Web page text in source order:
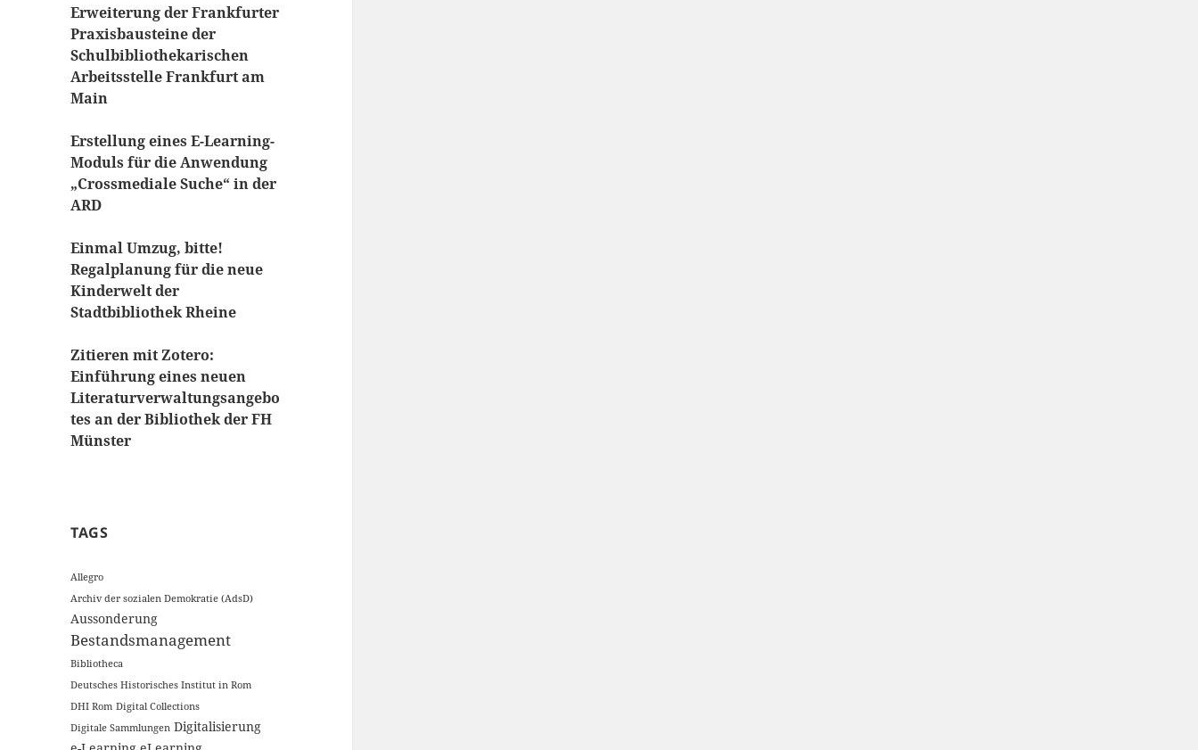
Erweiterung der Frankfurter
Praxisbausteine der
Schulbibliothekarischen
Arbeitsstelle Frankfurt am
Main
Erstellung eines E-Learning-
Moduls für die Anwendung
„Crossmediale Suche“ in der
ARD
Einmal Umzug, bitte!
Regalplanung für die neue
Kinderwelt der
Stadtbibliothek Rheine
Zitieren mit Zotero:
Einführung eines neuen
Literaturverwaltungsangebo
tes an der Bibliothek der FH
Münster
TAGS
Allegro
Archiv der sozialen Demokratie (AdsD)
Aussonderung
Bestandsmanagement
Bibliotheca
Deutsches Historisches Institut in Rom
DHI Rom Digital Collections
Digitale Sammlungen Digitalisierung